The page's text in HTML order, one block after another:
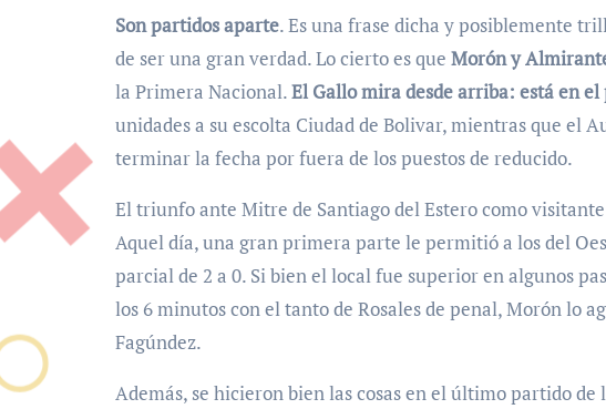
Son partidos aparte. Es una frase dicha y posiblemente
de ser una gran verdad. Lo cierto es que Morón y
la Primera Nacional.El Gallo mira desde arriba: está en
unidades a su escolta Ciudad de Bolivar, mientras que el
terminar la fecha por fuera de los puestos de reducido.
El triunfo ante Mitre de Santiago del Estero como
Aquel día, una gran primera parte le permitió a los del
parcial de 2 a 0. Si bien el local fue superior en algunos
los 6 minutos con el tanto de Rosales de penal, Morón lo
Fagúndez.
Además, se hicieron bien las cosas en el último partido